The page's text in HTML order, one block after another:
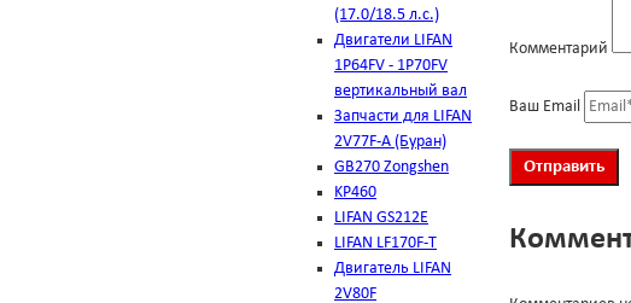
(17.0/18.5 л.с.)
Двигатели LIFAN
1Р64FV - 1Р70FV
вертикальный вал
Запчасти для LIFAN
2V77F-A (Буран)
GB270 Zongshen
KP460
LIFAN GS212E
LIFAN LF170F-T
Двигатель LIFAN
2V80F
Комментарий
Ваш Email